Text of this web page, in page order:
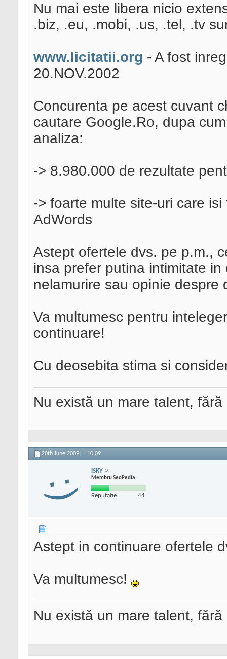
Nu mai este libera nicio
.biz, .eu, .mobi, .us, .tel, .tv
www.licitatii.org - A fost
20.NOV.2002
Concurenta pe acest cuvant
cautare Google.Ro, dupa
analiza:
-> 8.980.000 de rezultate
-> foarte multe site-uri care
AdWords
Astept ofertele dvs. pe p.m.,
insa prefer putina intimitate
nelamurire sau opinie despre
Va multumesc pentru
continuare!
Cu deosebita stima si
Nu există un mare talent,
20th June 2009, 10:09
iSKY
Membru SeoPedia
Reputatie: 44
Astept in continuare ofertele
Va multumesc!
Nu există un mare talent,